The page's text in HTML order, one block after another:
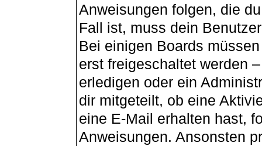
Anweisungen folgen, die
Fall ist, muss dein
Bei einigen Boards
erst freigeschaltet werden
erledigen oder ein
dir mitgeteilt, ob eine
eine E-Mail erhalten hast,
Anweisungen. Ansonsten